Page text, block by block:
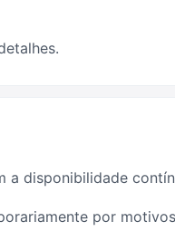
a disponibilidade
por